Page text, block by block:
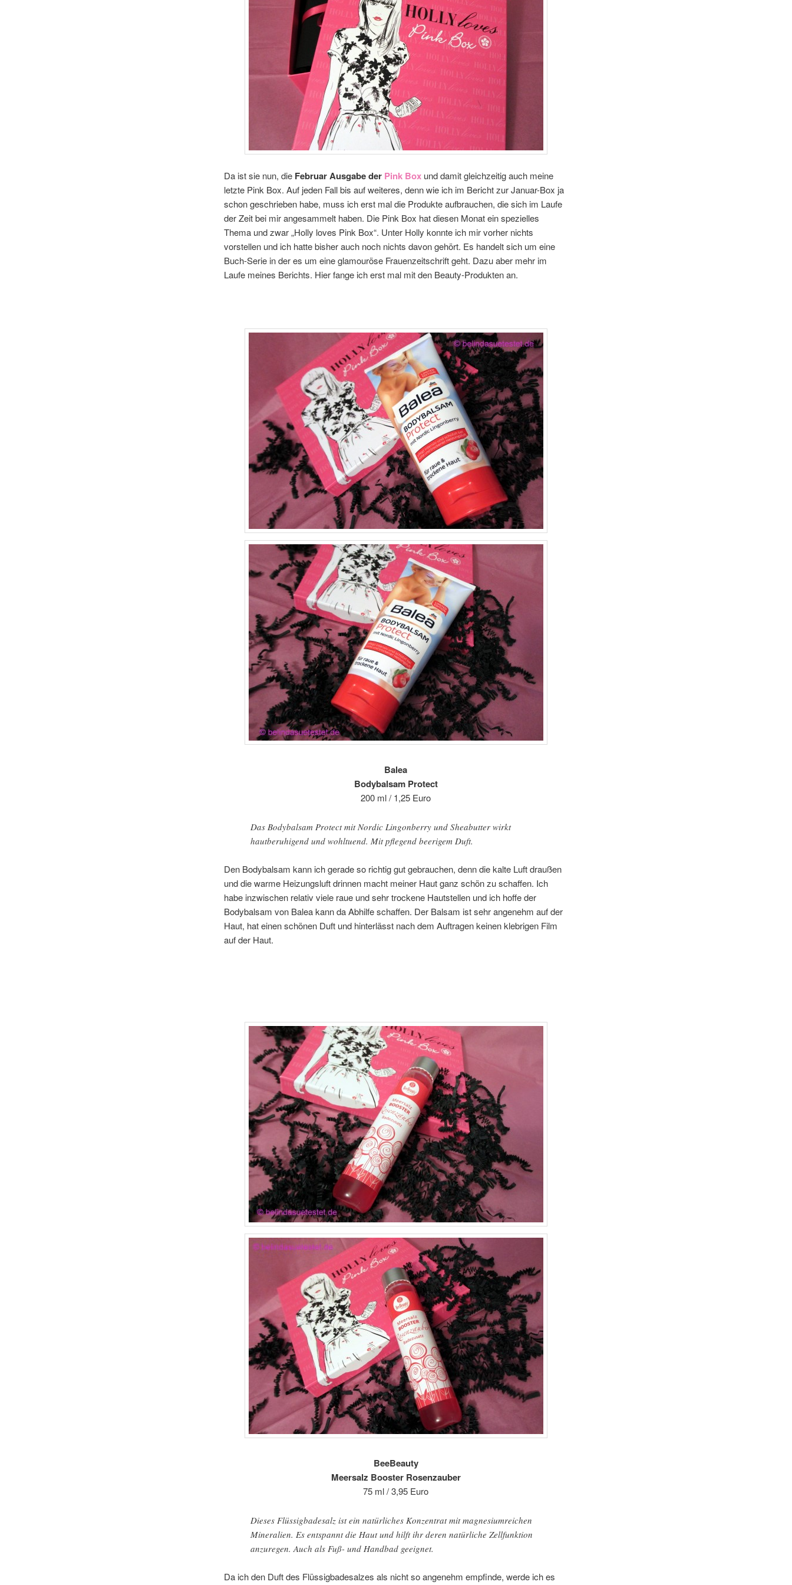
Da ist sie nun, die Februar Ausgabe der Pink Boxund damit gleichzeitig auch meine
letzte Pink Box. Auf jeden Fall bis auf weiteres, denn wie ich im Bericht zur Januar-Box ja
schon geschrieben habe, muss ich erst mal die Produkte aufbrauchen, die sich im Laufe
der Zeit bei mir angesammelt haben. Die Pink Box hat diesen Monat ein spezielles
Thema und zwar „Holly loves Pink Box“. Unter Holly konnte ich mir vorher nichts
vorstellen und ich hatte bisher auch noch nichts davon gehört. Es handelt sich um eine
Buch-Serie in der es um eine glamouröse Frauenzeitschrift geht. Dazu aber mehr im
Laufe meines Berichts. Hier fange ich erst mal mit den Beauty-Produkten an.
Balea
Bodybalsam Protect
200 ml / 1,25 Euro
Das Bodybalsam Protect mit Nordic Lingonberry und Sheabutter wirkt
hautberuhigend und wohltuend. Mit pflegend beerigem Duft.
Den Bodybalsam kann ich gerade so richtig gut gebrauchen, denn die kalte Luft draußen
und die warme Heizungsluft drinnen macht meiner Haut ganz schön zu schaffen. Ich
habe inzwischen relativ viele raue und sehr trockene Hautstellen und ich hoffe der
Bodybalsam von Balea kann da Abhilfe schaffen. Der Balsam ist sehr angenehm auf der
Haut, hat einen schönen Duft und hinterlässt nach dem Auftragen keinen klebrigen Film
auf der Haut.
BeeBeauty
Meersalz Booster Rosenzauber
75 ml / 3,95 Euro
Dieses Flüssigbadesalz ist ein natürliches Konzentrat mit magnesiumreichen
Mineralien. Es entspannt die Haut und hilft ihr deren natürliche Zellfunktion
anzuregen. Auch als Fuß- und Handbad geeignet.
Da ich den Duft des Flüssigbadesalzes als nicht so angenehm empfinde, werde ich es